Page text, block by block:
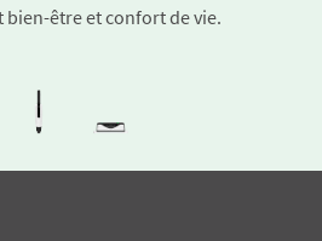
être et confort de vie.